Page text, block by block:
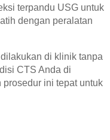
terpandu USG untuk
dengan peralatan
di klinik tanpa
CTS Anda di
ini tepat untuk